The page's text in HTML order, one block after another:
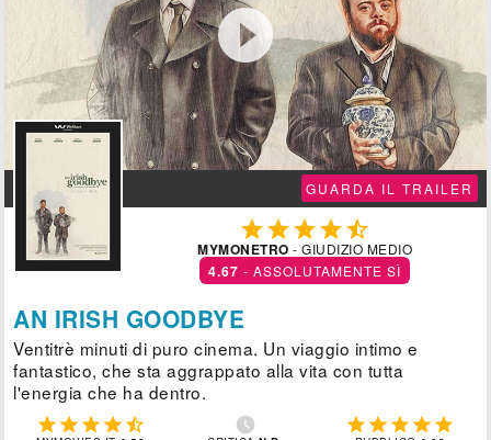

GUARDA IL TRAILER

MYMONETRO - GIUDIZIO MEDIO
4.67 - ASSOLUTAMENTE SÌ
AN IRISH GOODBYE
Ventitrè minuti di puro cinema. Un viaggio intimo e
fantastico, che sta aggrappato alla vita con tutta
l'energia che ha dentro.
          